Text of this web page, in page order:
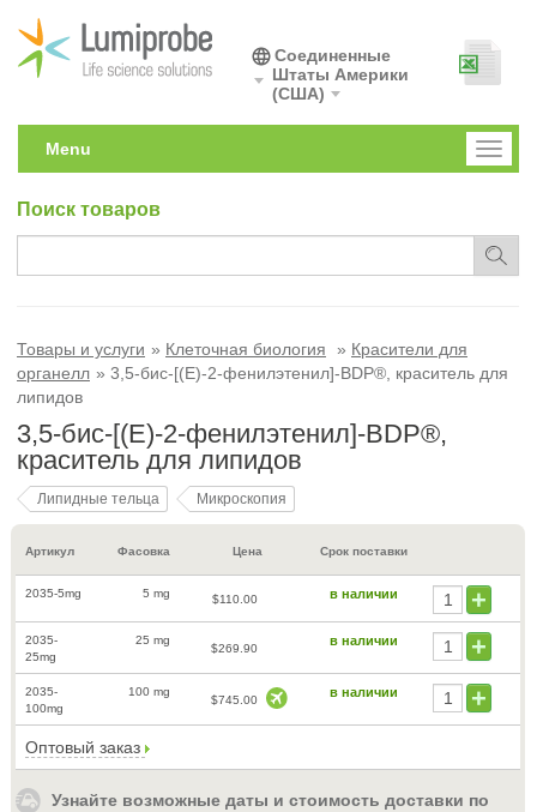
Соединенные
Штаты Америки
(США)
Toggle
Menu
Поиск товаров
Товары и услуги Клеточная биология
Красители для
органелл
3,5-бис-[(E)-2-фенилэтенил]-BDP®, краситель для
липидов
3,5-бис-[(E)-2-фенилэтенил]-BDP®,
краситель для липидов
Липидные тельца Микроскопия
Артикул Фасовка Цена Срок поставки
2035-5mg 5 mg $110.00 в наличии
2035-
25mg
25 mg
$269.90
в наличии
2035-
100mg
100 mg
$745.00
в наличии
Оптовый заказ
Узнайте возможные даты и стоимость доставки по